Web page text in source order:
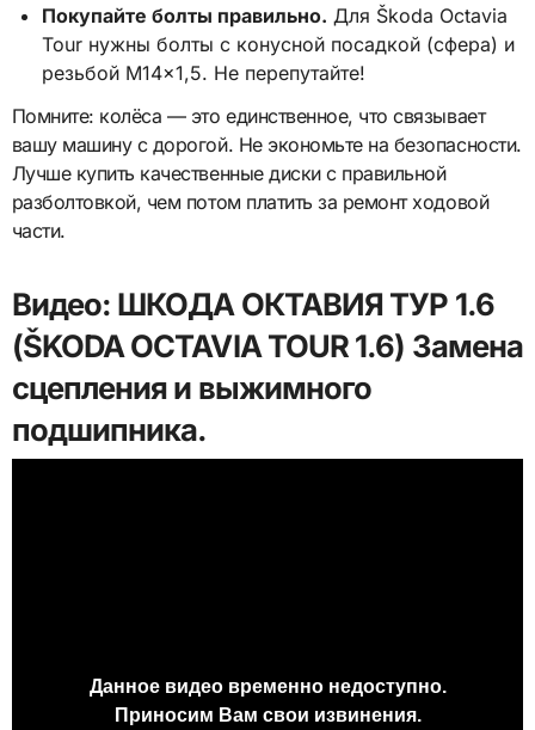
Покупайте болты правильно. Для Škoda Octavia
Tour нужны болты с конусной посадкой (сфера) и
резьбой M14x1,5. Не перепутайте!
Помните: колёса — это единственное, что связывает
вашу машину с дорогой. Не экономьте на безопасности.
Лучше купить качественные диски с правильной
разболтовкой, чем потом платить за ремонт ходовой
части.
Видео: ШКОДА ОКТАВИЯ ТУР 1.6
(ŠKODA OCTAVIA TOUR 1.6) Замена
сцепления и выжимного
подшипника.